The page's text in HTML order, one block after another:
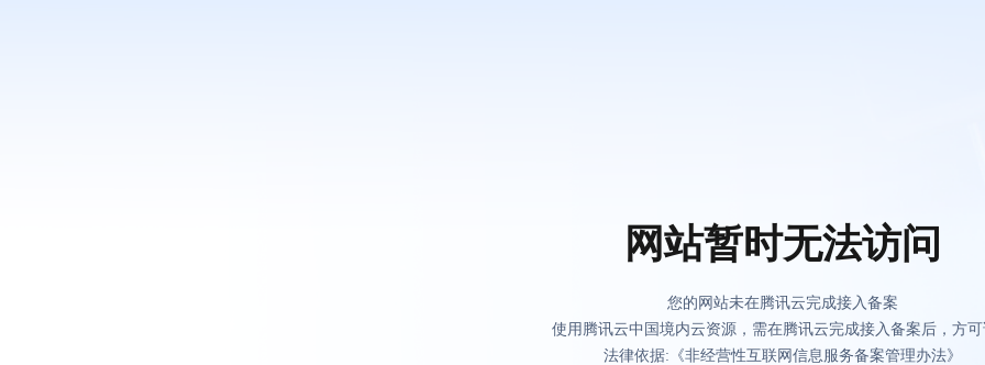
网站暂时无法访问
您的网站未在腾讯云完成接入备案
使用腾讯云中国境内云资源，需在腾讯云完成接入备案后，方
法律依据:《非经营性互联网信息服务备案管理办法》